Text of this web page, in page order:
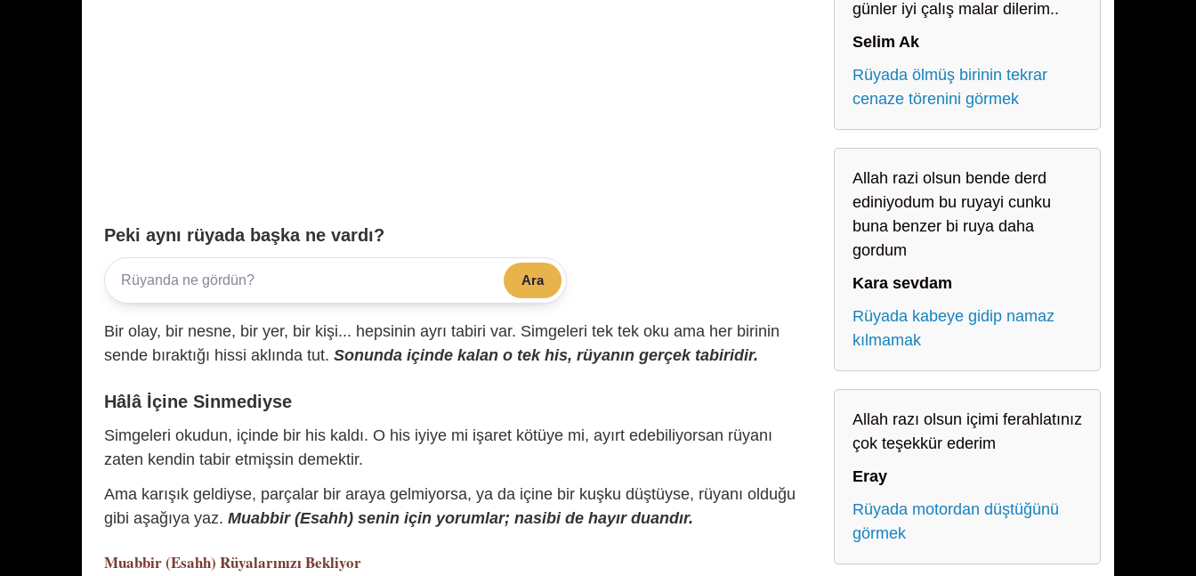
Peki aynı rüyada başka ne vardı?
Ara
Bir olay, bir nesne, bir yer, bir kişi... hepsinin ayrı tabiri var. Simgeleri tek tek oku ama her birinin
sende bıraktığı hissi aklında tut. Sonunda içinde kalan o tek his, rüyanın gerçek tabiridir.
Hâlâ İçine Sinmediyse
Simgeleri okudun, içinde bir his kaldı. O his iyiye mi işaret kötüye mi, ayırt edebiliyorsan rüyanı
zaten kendin tabir etmişsin demektir.
Ama karışık geldiyse, parçalar bir araya gelmiyorsa, ya da içine bir kuşku düştüyse, rüyanı olduğu
gibi aşağıya yaz. Muabbir (Esahh) senin için yorumlar; nasibi de hayır duandır.
Muabbir (Esahh) Rüyalarınızı Bekliyor
günler iyi çalış malar dilerim..
Selim Ak
Rüyada ölmüş birinin tekrar
cenaze törenini görmek
Allah razi olsun bende derd
ediniyodum bu ruyayi cunku
buna benzer bi ruya daha
gordum
Kara sevdam
Rüyada kabeye gidip namaz
kılmamak
Allah razı olsun içimi ferahlatınız
çok teşekkür ederim
Eray
Rüyada motordan düştüğünü
görmek